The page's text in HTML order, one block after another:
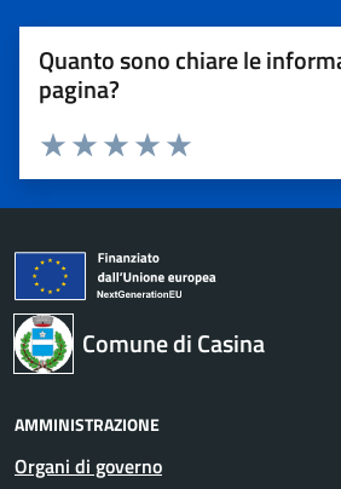
Quanto sono chiare le
pagina?
Valuta 5 stelle su 5
Valuta 4 stelle su 5
Valuta 3 stelle su 5
Valuta 2 stelle su 5
Valuta 1 stelle su 5
Comune di Casina
AMMINISTRAZIONE
Organi di governo